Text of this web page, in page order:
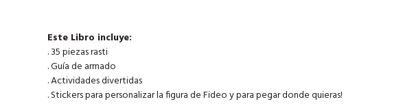
Este Libro incluye:
. 35 piezas rasti
. Guía de armado
. Actividades divertidas
. Stickers para personalizar la figura de Fideo y para pegar donde quieras!